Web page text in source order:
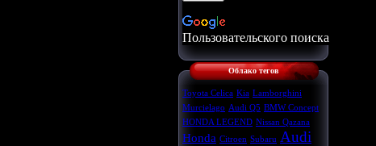
Пользовательского поиска
Облако тегов
Toyota Celica Kia Lamborghini
Murcielago Audi Q5 BMW Concept
HONDA LEGEND Nissan Qazana
Honda Citroen Subaru Audi